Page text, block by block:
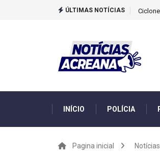
ÚLTIMAS NOTÍCIAS
INÍCIO POLÍCIA
Pagina inicial Notícias